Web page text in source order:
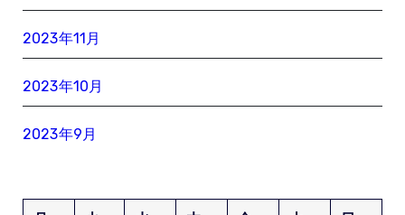
2023年11月
2023年10月
2023年9月